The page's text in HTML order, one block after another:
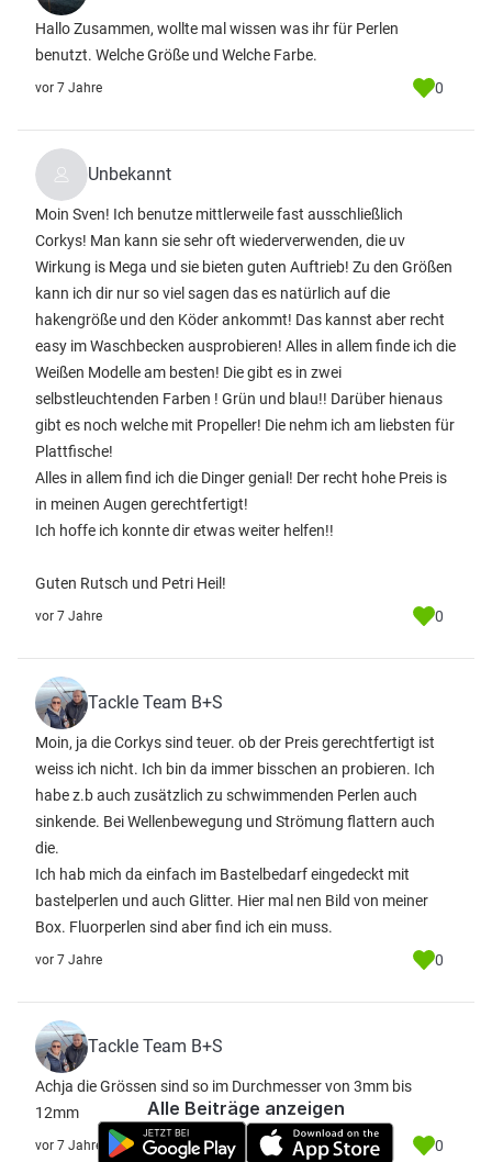
Hallo Zusammen, wollte mal wissen was ihr für Perlen
benutzt. Welche Größe und Welche Farbe.
vor 7 Jahre 0
Unbekannt
Moin Sven! Ich benutze mittlerweile fast ausschließlich
Corkys! Man kann sie sehr oft wiederverwenden, die uv
Wirkung is Mega und sie bieten guten Auftrieb! Zu den Größen
kann ich dir nur so viel sagen das es natürlich auf die
hakengröße und den Köder ankommt! Das kannst aber recht
easy im Waschbecken ausprobieren! Alles in allem finde ich die
Weißen Modelle am besten! Die gibt es in zwei
selbstleuchtenden Farben ! Grün und blau!! Darüber hienaus
gibt es noch welche mit Propeller! Die nehm ich am liebsten für
Plattfische!
Alles in allem find ich die Dinger genial! Der recht hohe Preis is
in meinen Augen gerechtfertigt!
Ich hoffe ich konnte dir etwas weiter helfen!!
Guten Rutsch und Petri Heil!
vor 7 Jahre 0
Tackle Team B+S
Moin, ja die Corkys sind teuer. ob der Preis gerechtfertigt ist
weiss ich nicht. Ich bin da immer bisschen an probieren. Ich
habe z.b auch zusätzlich zu schwimmenden Perlen auch
sinkende. Bei Wellenbewegung und Strömung flattern auch
die.
Ich hab mich da einfach im Bastelbedarf eingedeckt mit
bastelperlen und auch Glitter. Hier mal nen Bild von meiner
Box. Fluorperlen sind aber find ich ein muss.
vor 7 Jahre 0
Tackle Team B+S
Achja die Grössen sind so im Durchmesser von 3mm bis
12mm
vor 7 Jahre 0
Alle Beiträge anzeigen